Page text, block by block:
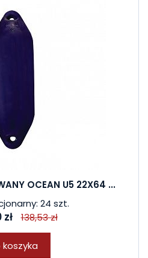
OCEAN U5 22X64 ...
24 szt.
138,53 zł
koszyka